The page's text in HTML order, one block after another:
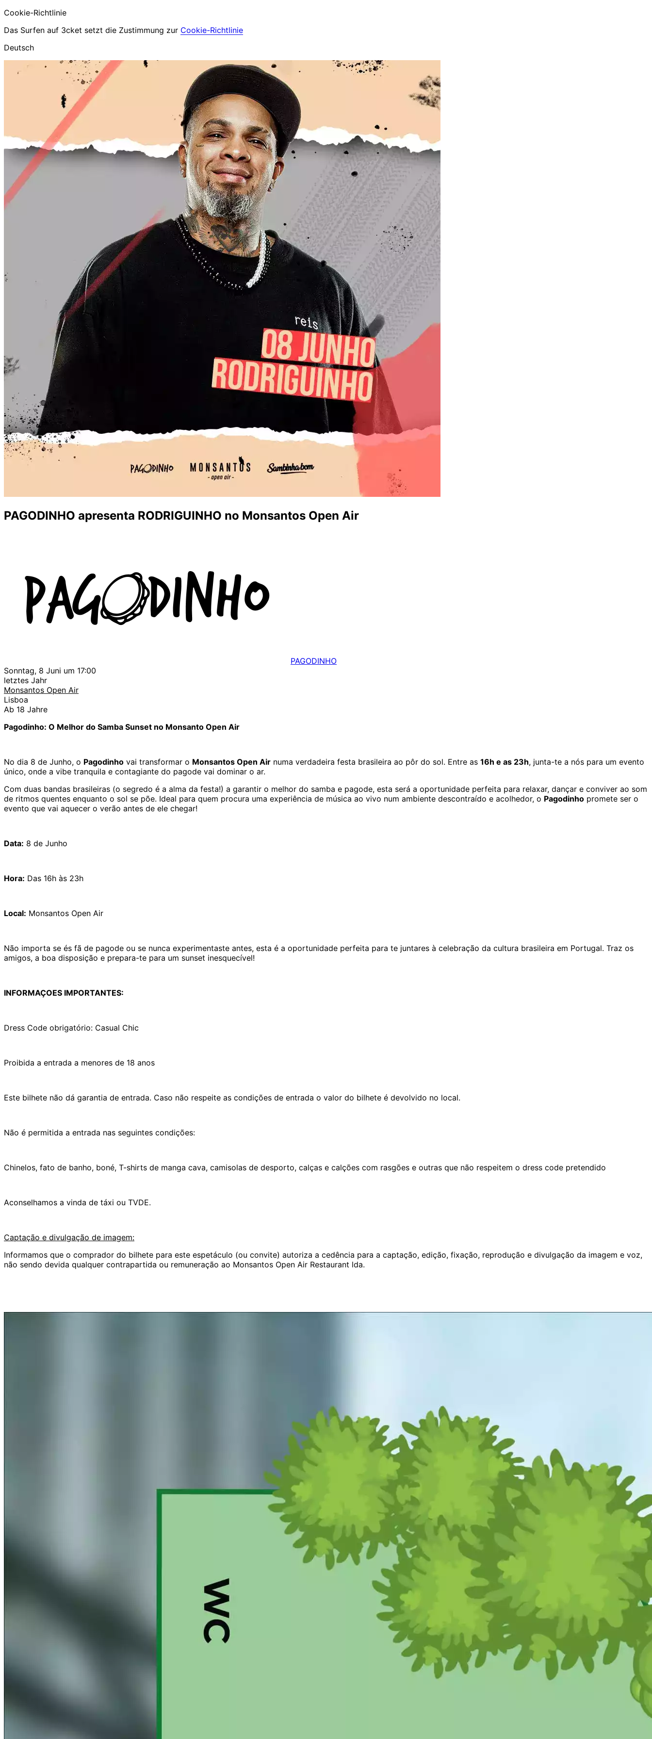
Cookie-Richtlinie
Das Surfen auf 3cket setzt die Zustimmung zur Cookie-Richtlinie
Deutsch
PAGODINHO apresenta RODRIGUINHO no Monsantos Open Air
PAGODINHO
Sonntag, 8 Juni um 17:00
letztes Jahr
Monsantos Open Air
Lisboa
Ab 18 Jahre
Pagodinho: O Melhor do Samba Sunset no Monsanto Open Air
No dia 8 de Junho, o Pagodinho vai transformar o Monsantos Open Air numa verdadeira festa brasileira ao pôr do sol. Entre as 16h e as 23h, junta-te a nós para um evento
único, onde a vibe tranquila e contagiante do pagode vai dominar o ar.
Com duas bandas brasileiras (o segredo é a alma da festa!) a garantir o melhor do samba e pagode, esta será a oportunidade perfeita para relaxar, dançar e conviver ao som
de ritmos quentes enquanto o sol se põe. Ideal para quem procura uma experiência de música ao vivo num ambiente descontraído e acolhedor, o Pagodinho promete ser o
evento que vai aquecer o verão antes de ele chegar!
Data: 8 de Junho
Hora: Das 16h às 23h
Local: Monsantos Open Air
Não importa se és fã de pagode ou se nunca experimentaste antes, esta é a oportunidade perfeita para te juntares à celebração da cultura brasileira em Portugal. Traz os
amigos, a boa disposição e prepara-te para um sunset inesquecível!
INFORMAÇOES IMPORTANTES:
Dress Code obrigatório: Casual Chic
Proibida a entrada a menores de 18 anos
Este bilhete não dá garantia de entrada. Caso não respeite as condições de entrada o valor do bilhete é devolvido no local.
Não é permitida a entrada nas seguintes condições:
Chinelos, fato de banho, boné, T-shirts de manga cava, camisolas de desporto, calças e calções com rasgões e outras que não respeitem o dress code pretendido
Aconselhamos a vinda de táxi ou TVDE.
Captação e divulgação de imagem:
Informamos que o comprador do bilhete para este espetáculo (ou convite) autoriza a cedência para a captação, edição, fixação, reprodução e divulgação da imagem e voz,
não sendo devida qualquer contrapartida ou remuneração ao Monsantos Open Air Restaurant lda.